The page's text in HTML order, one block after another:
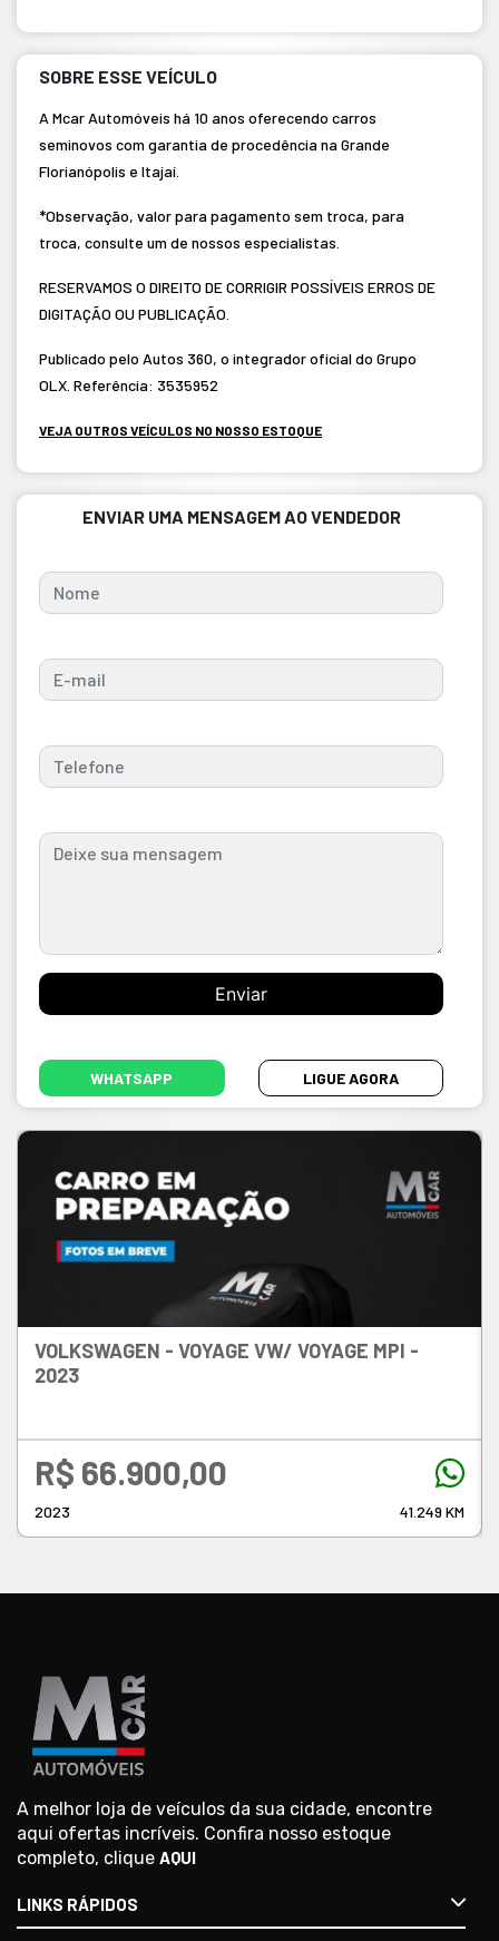
SOBRE ESSE VEÍCULO
A Mcar Automóveis há 10 anos oferecendo carros
seminovos com garantia de procedência na Grande
Florianópolis e Itajaí.
*Observação, valor para pagamento sem troca, para
troca, consulte um de nossos especialistas.
RESERVAMOS O DIREITO DE CORRIGIR POSSÍVEIS ERROS DE
DIGITAÇÃO OU PUBLICAÇÃO.
Publicado pelo Autos 360, o integrador oficial do Grupo
OLX. Referência: 3535952
VEJA OUTROS VEÍCULOS NO NOSSO ESTOQUE
ENVIAR UMA MENSAGEM AO VENDEDOR
WHATSAPP LIGUE AGORA
VOLKSWAGEN - VOYAGE VW/ VOYAGE MPI -
2023
R$ 66.900,00
2023 41.249 KM
A melhor loja de veículos da sua cidade, encontre
aqui ofertas incríveis. Confira nosso estoque
completo, clique AQUI
LINKS RÁPIDOS